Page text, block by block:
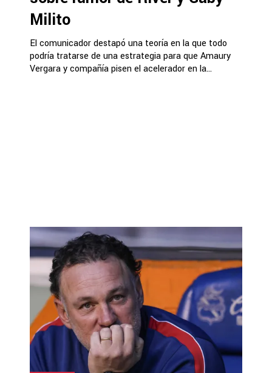
Milito
El comunicador destapó una teoría en la que todo
podría tratarse de una estrategia para que Amaury
Vergara y compañía pisen el acelerador en la...